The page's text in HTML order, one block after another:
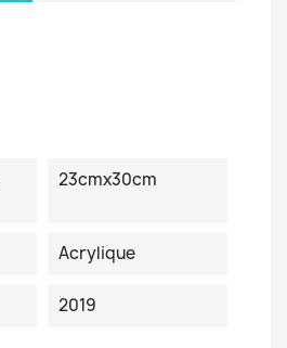
23cmx30cm
Acrylique
2019